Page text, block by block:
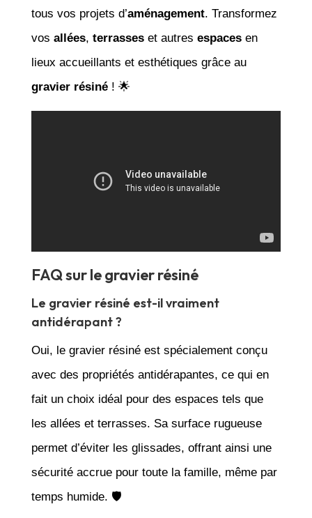
tous vos projets d’aménagement. Transformez
vos allées, terrasseset autres espacesen
lieux accueillants et esthétiques grâce au
gravier résiné! 🌟
FAQ sur le gravier résiné
Le gravier résiné est-il vraiment
antidérapant ?
Oui, le gravier résiné est spécialement conçu
avec des propriétés antidérapantes, ce qui en
fait un choix idéal pour des espaces tels que
les allées et terrasses. Sa surface rugueuse
permet d’éviter les glissades, offrant ainsi une
sécurité accrue pour toute la famille, même par
temps humide. 🛡️